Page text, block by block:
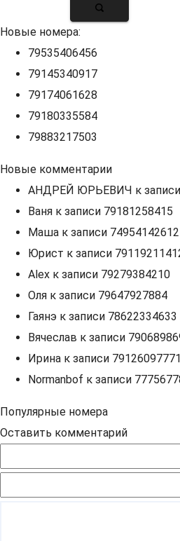
Новые номера:
79535406456
79145340917
79174061628
79180335584
79883217503
Новые комментарии
АНДРЕЙ ЮРЬЕВИЧ к записи
Ваня к записи 79181258415
Маша к записи 74954142612
Юрист к записи
Alex к записи 79279384210
Оля к записи 79647927884
Гаянэ к записи 78622334633
Вячеслав к записи
Ирина к записи 79126097771
Normanbof к записи
Популярные номера
Оставить комментарий